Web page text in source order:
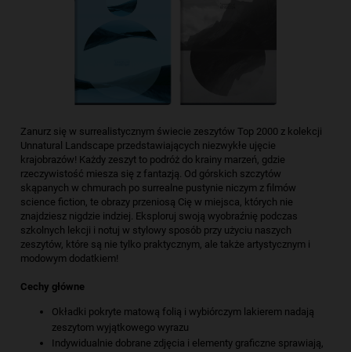
Zanurz się w surrealistycznym świecie zeszytów Top 2000 z kolekcji
Unnatural Landscape przedstawiających niezwykłe ujęcie
krajobrazów! Każdy zeszyt to podróż do krainy marzeń, gdzie
rzeczywistość miesza się z fantazją. Od górskich szczytów
skąpanych w chmurach po surrealne pustynie niczym z filmów
science fiction, te obrazy przeniosą Cię w miejsca, których nie
znajdziesz nigdzie indziej. Eksploruj swoją wyobraźnię podczas
szkolnych lekcji i notuj w stylowy sposób przy użyciu naszych
zeszytów, które są nie tylko praktycznym, ale także artystycznym i
modowym dodatkiem!
Cechy główne
Okładki pokryte matową folią i wybiórczym lakierem nadają
zeszytom wyjątkowego wyrazu
Indywidualnie dobrane zdjęcia i elementy graficzne sprawiają,